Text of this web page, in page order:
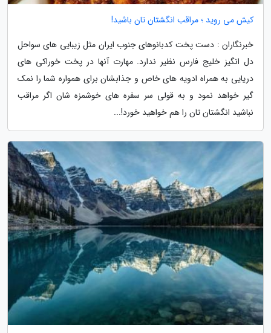
کیش می روید ؛ مراقب انگشتان تان باشید!
خبرنگاران : دست پخت کدبانوهای جنوب ایران مثل زیبایی های سواحل
دل انگیز خلیج فارس نظیر ندارد. مهارت آنها در پخت خوراکی های
دریایی به همراه ادویه های خاص و جذابشان برای همواره شما را نمک
گیر خواهد نمود و به قولی سر سفره های خوشمزه شان اگر مراقب
نباشید انگشتان تان را هم خواهید خورد!...